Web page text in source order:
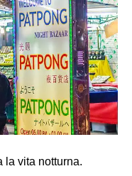
la vita notturna.